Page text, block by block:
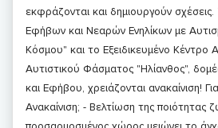
εκφράζονται και δημιουργούν
Εφήβων και Νεαρών Ενηλίκων με
Κόσμου" και το Εξειδικευμένο Κέντρο
Αυτιστικού Φάσματος "Ηλίανθος",
και Εφήβου, χρειάζονται ανακαίνιση!
Ανακαίνιση; - Βελτίωση της ποιότητας